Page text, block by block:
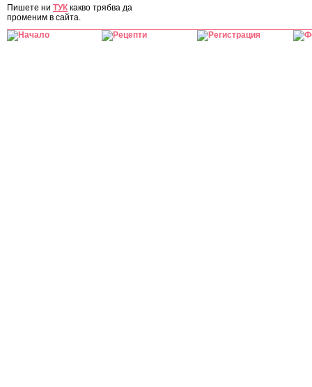
Пишете ни ТУК какво трябва да
променим в сайта.